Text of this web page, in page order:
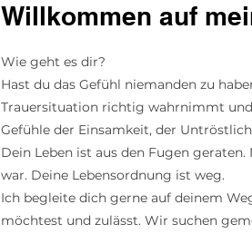
Willkommen auf
Wie geht es dir?
Hast du das Gefühl niemanden zu
Trauersituation richtig wahrnimmt
Gefühle der Einsamkeit, der
Dein Leben ist aus den Fugen
war. Deine Lebensordnung ist weg.
Ich begleite dich gerne auf deinem
möchtest und zulässt. Wir suchen